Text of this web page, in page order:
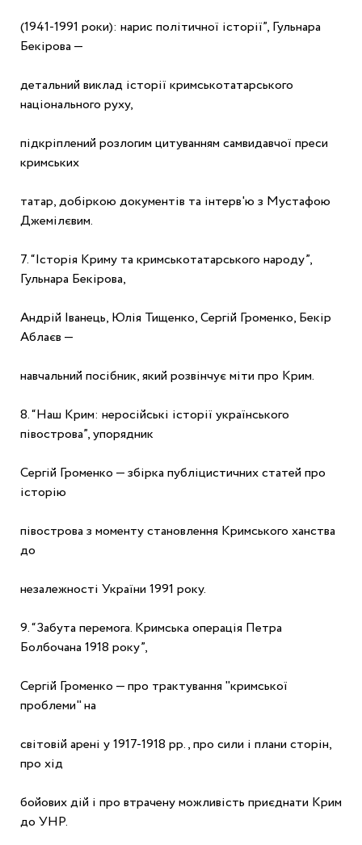
(1941-1991 роки): нарис політичної історії”, Гульнара
Бекірова —
детальний виклад історії кримськотатарського
національного руху,
підкріплений розлогим цитуванням самвидавчої преси
кримських
татар, добіркою документів та інтерв'ю з Мустафою
Джемілєвим.
7. “Історія Криму та кримськотатарського народу”,
Гульнара Бекірова,
Андрій Іванець, Юлія Тищенко, Сергій Громенко, Бекір
Аблаєв —
навчальний посібник, який розвінчує міти про Крим.
8. “Наш Крим: неросійські історії українського
півострова”, упорядник
Сергій Громенко — збірка публіцистичних статей про
історію
півострова з моменту становлення Кримського ханства
до
незалежності України 1991 року.
9. “Забута перемога. Кримська операція Петра
Болбочана 1918 року”,
Сергій Громенко — про трактування "кримської
проблеми" на
світовій арені у 1917-1918 рр., про сили і плани сторін,
про хід
бойових дій і про втрачену можливість приєднати Крим
до УНР.